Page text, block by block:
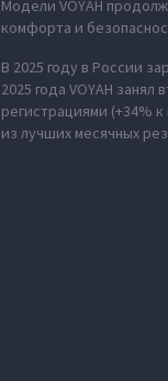
Модели VOYAH
комфорта и
В 2025 году в России
2025 года VOYAH
регистрациями (+34%
из лучших месячных